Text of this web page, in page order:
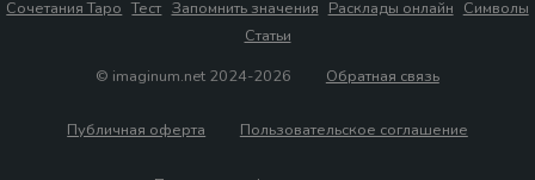
Сочетания Таро Тест Запомнить значения Расклады онлайн Символы
Статьи
© imaginum.net 2024-2026
Обратная связь
Публичная оферта Пользовательское соглашение